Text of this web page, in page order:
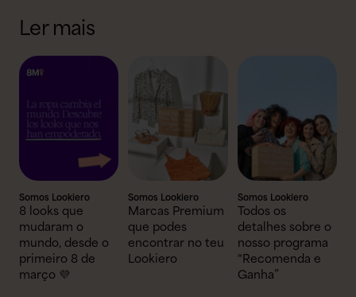
Ler mais
Somos Lookiero
8 looks que
mudaram o
mundo, desde o
primeiro 8 de
março 💜
Somos Lookiero
Marcas Premium
que podes
encontrar no teu
Lookiero
Somos Lookiero
Todos os
detalhes sobre o
nosso programa
“Recomenda e
Ganha”